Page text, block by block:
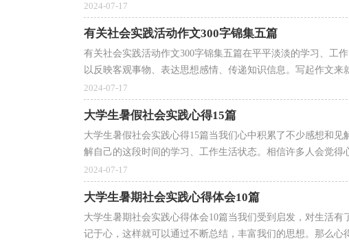
2024-07-17
有关社会实践活动作文300字锦集五篇
有关社会实践活动作文300字锦集五篇在平平淡淡的学习、工
以反映客观事物、表达思想感情、传递知识信息。写起作文来
2024-07-17
大学生暑假社会实践心得15篇
大学生暑假社会实践心得15篇当我们心中积累了不少感想和
解自己的这段时间的学习、工作生活状态。相信许多人会觉得
2024-07-17
大学生暑期社会实践心得体会10篇
大学生暑期社会实践心得体会10篇当我们受到启发，对生活
记于心，这样就可以通过不断总结，丰富我们的思想。那么心